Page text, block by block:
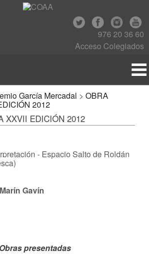
976 20 36 60
Acceso Colegiados
García Mercadal > OBRA
2012
XXVII EDICIÓN 2012
- Espacio Salto de Roldán
Gavín
presentadas